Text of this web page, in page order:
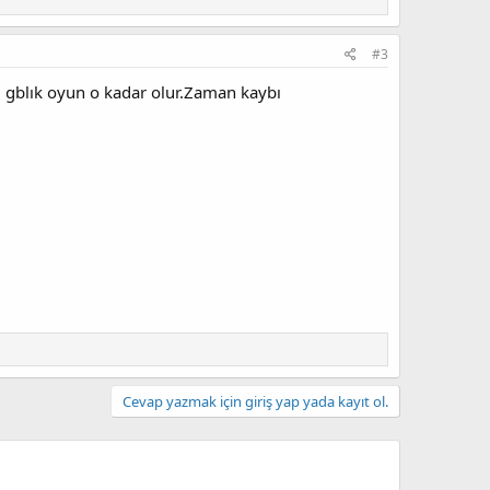
#3
oyun o kadar olur.Zaman kaybı
Cevap yazmak için giriş yap yada kayıt ol.